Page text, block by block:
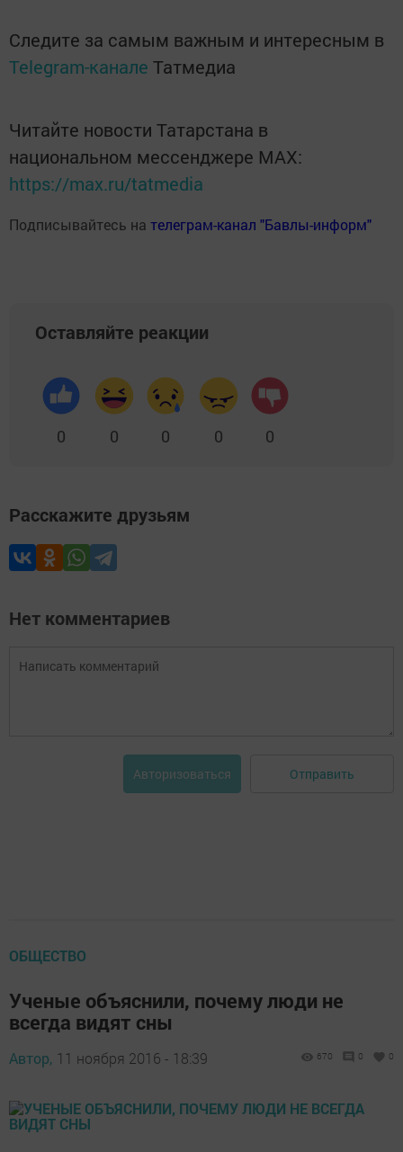
Следите за самым важным и интересным в
Telegram-канале Татмедиа
Читайте новости Татарстана в
национальном мессенджере MАХ:
https://max.ru/tatmedia
Подписывайтесь на телеграм-канал "Бавлы-информ"
Оставляйте реакции
0 0 0 0 0
Расскажите друзьям
Нет комментариев
Авторизоваться Отправить
ОБЩЕСТВО
Ученые объяснили, почему люди не
всегда видят сны
Автор, 11 ноября 2016 - 18:39 670 0 0